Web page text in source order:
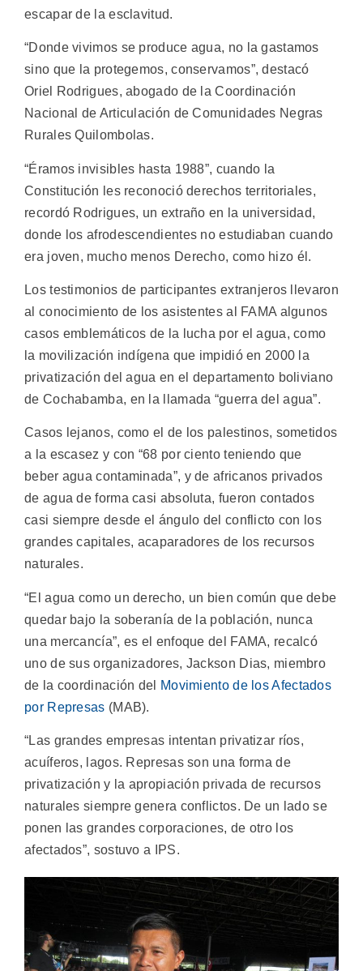
escapar de la esclavitud.
“Donde vivimos se produce agua, no la gastamos
sino que la protegemos, conservamos”, destacó
Oriel Rodrigues, abogado de la Coordinación
Nacional de Articulación de Comunidades Negras
Rurales Quilombolas.
“Éramos invisibles hasta 1988”, cuando la
Constitución les reconoció derechos territoriales,
recordó Rodrigues, un extraño en la universidad,
donde los afrodescendientes no estudiaban cuando
era joven, mucho menos Derecho, como hizo él.
Los testimonios de participantes extranjeros llevaron
al conocimiento de los asistentes al FAMA algunos
casos emblemáticos de la lucha por el agua, como
la movilización indígena que impidió en 2000 la
privatización del agua en el departamento boliviano
de Cochabamba, en la llamada “guerra del agua”.
Casos lejanos, como el de los palestinos, sometidos
a la escasez y con “68 por ciento teniendo que
beber agua contaminada”, y de africanos privados
de agua de forma casi absoluta, fueron contados
casi siempre desde el ángulo del conflicto con los
grandes capitales, acaparadores de los recursos
naturales.
“El agua como un derecho, un bien común que debe
quedar bajo la soberanía de la población, nunca
una mercancía”, es el enfoque del FAMA, recalcó
uno de sus organizadores, Jackson Dias, miembro
de la coordinación del
Movimiento de los Afectados
por Represas (MAB).
“Las grandes empresas intentan privatizar ríos,
acuíferos, lagos. Represas son una forma de
privatización y la apropiación privada de recursos
naturales siempre genera conflictos. De un lado se
ponen las grandes corporaciones, de otro los
afectados”, sostuvo a IPS.